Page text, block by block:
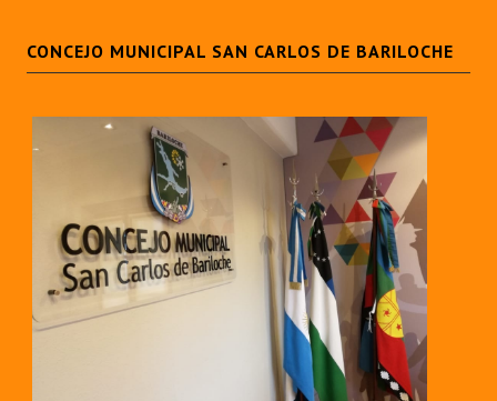
CONCEJO MUNICIPAL SAN CARLOS DE BARILOCHE